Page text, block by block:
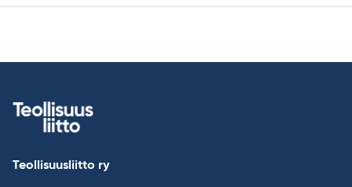
Teollisuusliitto ry